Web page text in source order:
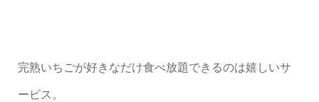
完熟いちごが好きなだけ食べ放題できるのは嬉しいサ
ービス。